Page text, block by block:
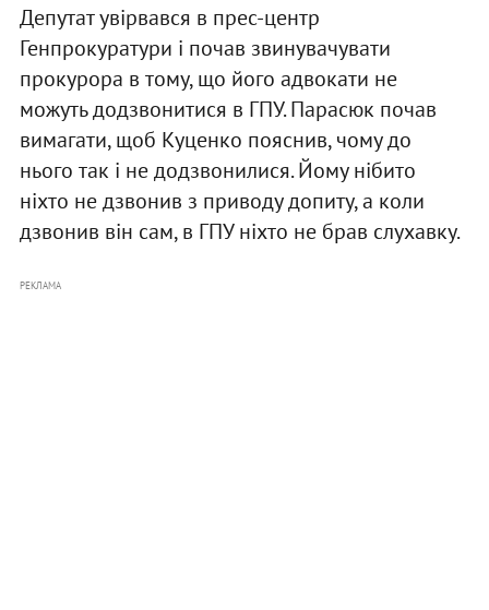
Депутат увірвався в прес-центр
Генпрокуратури і почав звинувачувати
прокурора в тому, що його адвокати не
можуть додзвонитися в ГПУ. Парасюк почав
вимагати, щоб Куценко пояснив, чому до
нього так і не додзвонилися. Йому нібито
ніхто не дзвонив з приводу допиту, а коли
дзвонив він сам, в ГПУ ніхто не брав слухавку.
РЕКЛАМА